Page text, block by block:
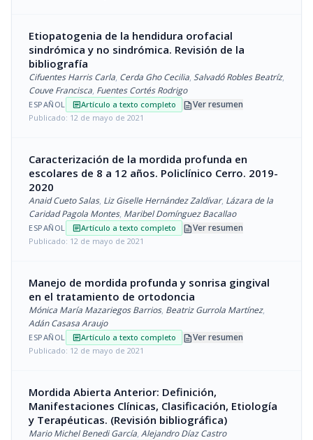
Etiopatogenia de la hendidura orofacial
sindrómica y no sindrómica. Revisión de la
bibliografía
Cifuentes Harris Carla, Cerda Gho Cecilia, Salvadó Robles Beatríz,
Couve Francisca, Fuentes Cortés Rodrigo
ESPAÑOL articleArtículo a texto completo descriptionVer resumen
Publicado: 12 de mayo de 2021
Caracterización de la mordida profunda en
escolares de 8 a 12 años. Policlínico Cerro. 2019-
2020
Anaid Cueto Salas, Liz Giselle Hernández Zaldívar, Lázara de la
Caridad Pagola Montes, Maribel Domínguez Bacallao
ESPAÑOL articleArtículo a texto completo descriptionVer resumen
Publicado: 12 de mayo de 2021
Manejo de mordida profunda y sonrisa gingival
en el tratamiento de ortodoncia
Mónica María Mazariegos Barrios, Beatriz Gurrola Martínez,
Adán Casasa Araujo
ESPAÑOL articleArtículo a texto completo descriptionVer resumen
Publicado: 12 de mayo de 2021
Mordida Abierta Anterior: Definición,
Manifestaciones Clínicas, Clasificación, Etiología
y Terapéuticas. (Revisión bibliográfica)
Mario Michel Benedi García, Alejandro Díaz Castro